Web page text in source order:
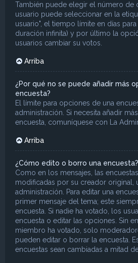
También puede elegir el número de
usuario puede seleccionar en la
usuario", el tiempo límite en días
duración infinita) y por último la
usuarios cambiar su votos.
Arriba
¿Por qué no se puede añadir más
encuesta?
El límite para opciones de una
administración. Si necesita añadir
encuesta, comuníquese con La
Arriba
¿Cómo edito o borro una encuesta?
Como en los mensajes, las
modificadas por su creador original,
administración. Para editar una
primer mensaje del tema; este
encuesta. Si nadie ha votado, los
encuesta o editar las opciones. Sin
miembro ha votado, solo
pueden editar o borrar la encuesta.
encuestas sean cambiadas a mitad